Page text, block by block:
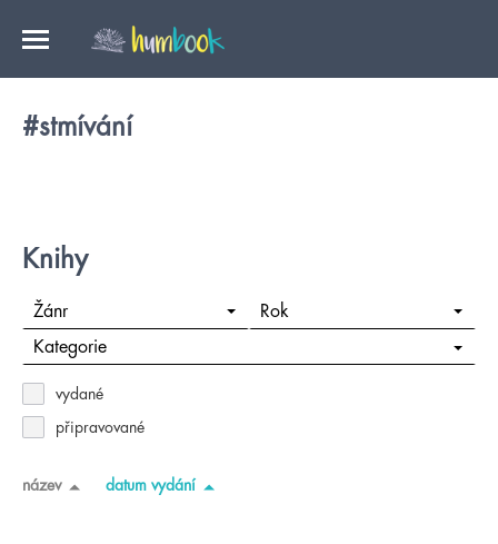
#stmívání
Knihy
Žánr Rok
Kategorie
vydané
připravované
název datum vydání